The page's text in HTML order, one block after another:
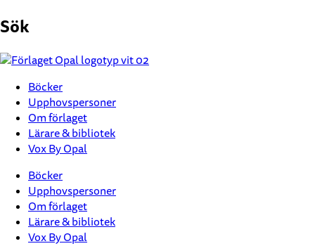
till
Sök
Böcker
Upphovspersoner
Om förlaget
Lärare & bibliotek
Vox By Opal
Böcker
Upphovspersoner
Om förlaget
Lärare & bibliotek
Vox By Opal